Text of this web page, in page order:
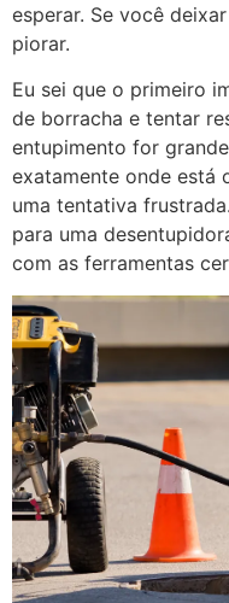
esperar. Se você
piorar.
Eu sei que o primeiro
de borracha e tentar
entupimento for
exatamente onde está
uma tentativa
para uma
com as ferramentas